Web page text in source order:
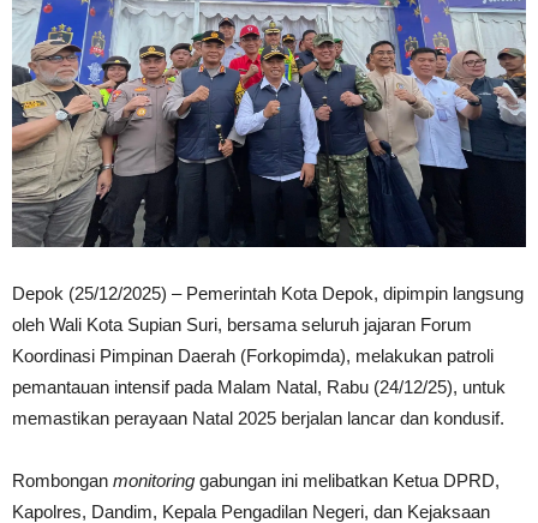
Depok (25/12/2025) – Pemerintah Kota Depok, dipimpin langsung
oleh Wali Kota Supian Suri, bersama seluruh jajaran Forum
Koordinasi Pimpinan Daerah (Forkopimda), melakukan patroli
pemantauan intensif pada Malam Natal, Rabu (24/12/25), untuk
memastikan perayaan Natal 2025 berjalan lancar dan kondusif.
Rombongan monitoring gabungan ini melibatkan Ketua DPRD,
Kapolres, Dandim, Kepala Pengadilan Negeri, dan Kejaksaan